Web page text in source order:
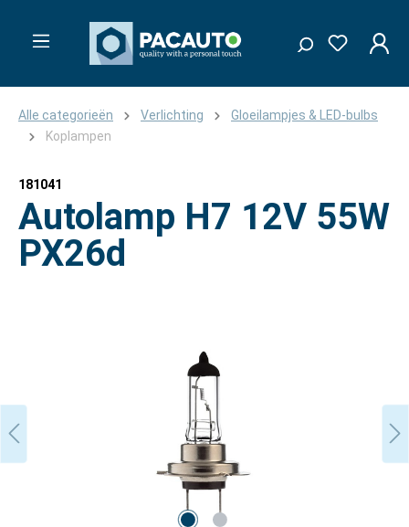
Alle categorieën Verlichting
Gloeilampjes & LED-bulbs
Koplampen
181041
Autolamp H7 12V 55W
PX26d